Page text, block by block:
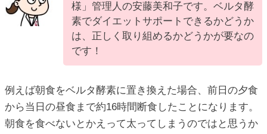
様」管理人の安藤美和子です。ベルタ酵
素でダイエットサポートできるかどうか
は、正しく取り組めるかどうかが要なの
です！
例えば朝食をベルタ酵素に置き換えた場合、前日の夕食
から当日の昼食まで約16時間断食したことになります。
朝食を食べないとかえって太ってしまうのではと思うか